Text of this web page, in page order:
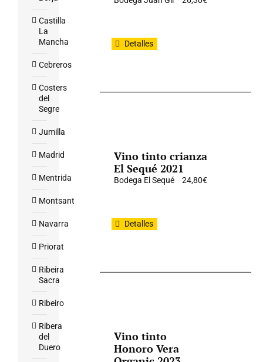
Detalles
Vino tinto crianza
El Sequé 2021
Bodega El Sequé 24,80€
Detalles
Vino tinto
Honoro Vera
Castilla
La
Mancha
Cebreros
Costers
del
Segre
Jumilla
Madrid
Mentrida
Montsant
Navarra
Priorat
Ribeira
Sacra
Ribeiro
Ribera
del
Duero